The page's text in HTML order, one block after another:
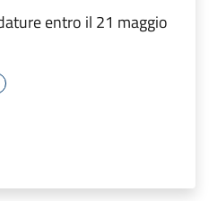
entro il 21 maggio